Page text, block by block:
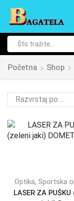
Početna Shop
Optika, Sportska
LASER ZA